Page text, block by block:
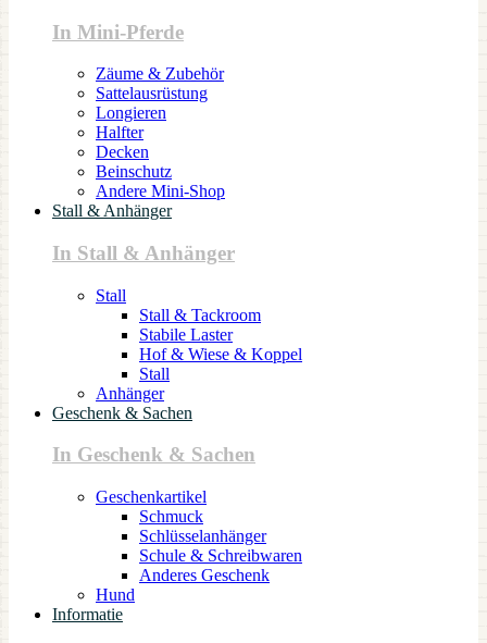
In Mini-Pferde
Zäume & Zubehör
Sattelausrüstung
Longieren
Halfter
Decken
Beinschutz
Andere Mini-Shop
Stall & Anhänger
In Stall & Anhänger
Stall
Stall & Tackroom
Stabile Laster
Hof & Wiese & Koppel
Stall
Anhänger
Geschenk & Sachen
In Geschenk & Sachen
Geschenkartikel
Schmuck
Schlüsselanhänger
Schule & Schreibwaren
Anderes Geschenk
Hund
Informatie